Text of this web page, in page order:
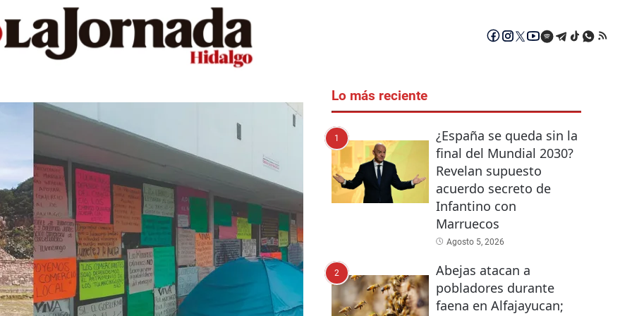
Lo más reciente
1
¿España se queda sin la
final del Mundial 2030?
Revelan supuesto
acuerdo secreto de
Infantino con
Marruecos
Agosto 5, 2026
2
Abejas atacan a
pobladores durante
faena en Alfajayucan;